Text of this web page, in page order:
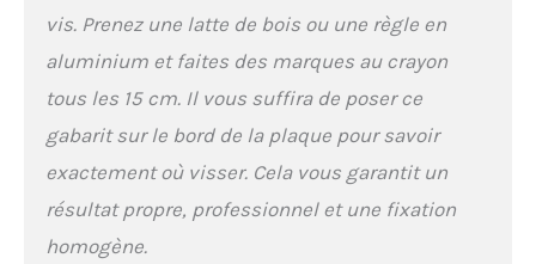
vis. Prenez une latte de bois ou une règle en
aluminium et faites des marques au crayon
tous les 15 cm. Il vous suffira de poser ce
gabarit sur le bord de la plaque pour savoir
exactement où visser. Cela vous garantit un
résultat propre, professionnel et une fixation
homogène.